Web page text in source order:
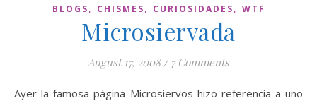
BLOGS, CHISMES, CURIOSIDADES, WTF
Microsiervada
August 17, 2008 / 7 Comments
Ayer la famosa página Microsiervos hizo referencia a uno